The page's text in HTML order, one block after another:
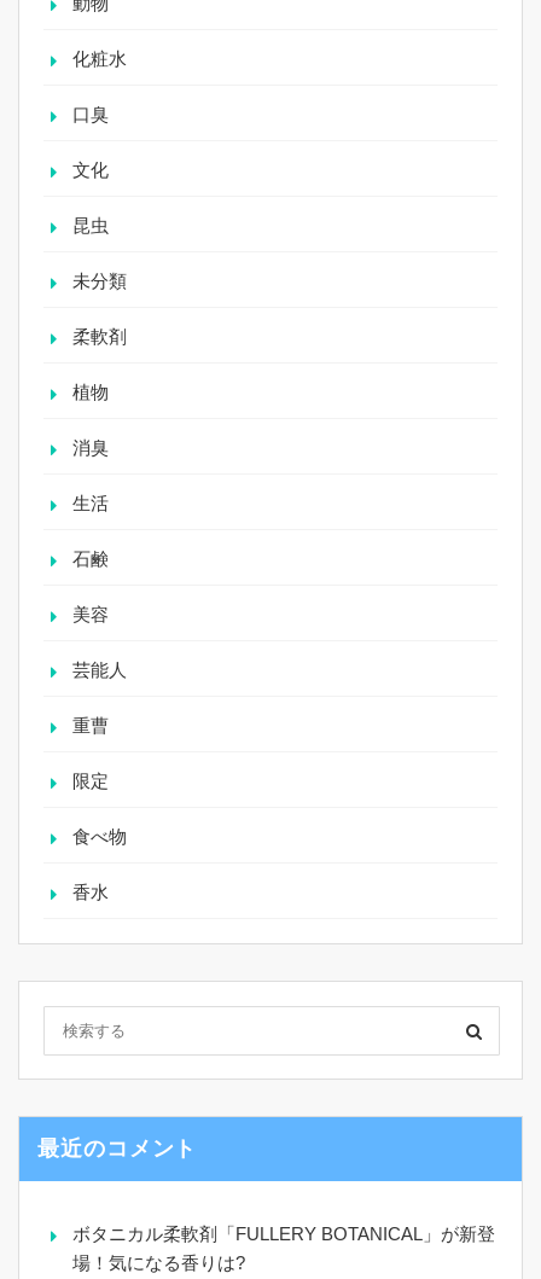
化粧水
口臭
文化
昆虫
未分類
柔軟剤
植物
消臭
生活
石鹸
美容
芸能人
重曹
限定
食べ物
香水
最近のコメント
ボタニカル柔軟剤「FULLERY BOTANICAL」が新登
場！気になる香りは?